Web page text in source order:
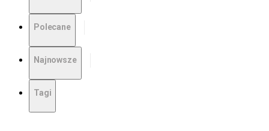
Polecane
Najnowsze
Tagi